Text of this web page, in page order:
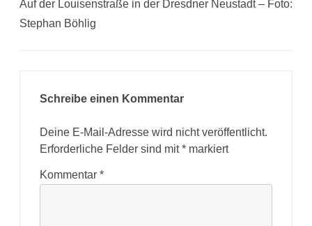
Auf der Louisenstraße in der Dresdner Neustadt – Foto:
Stephan Böhlig
Schreibe einen Kommentar
Deine E-Mail-Adresse wird nicht veröffentlicht.
Erforderliche Felder sind mit* markiert
Kommentar *